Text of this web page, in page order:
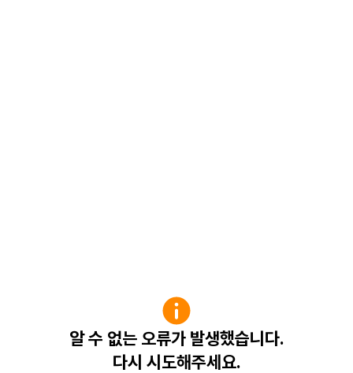
알 수 없는 오류가 발생했습니다.
다시 시도해주세요.